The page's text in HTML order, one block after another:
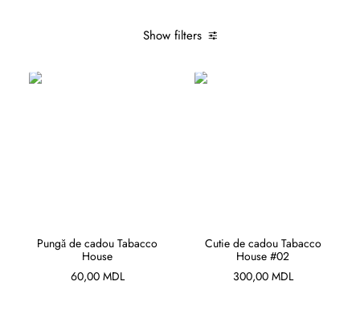
Show filters
ADAUGĂ ÎN COȘ
Pungă de cadou Tabacco
House
60,00 MDL
ADAUGĂ ÎN COȘ
Cutie de cadou Tabacco
House #02
300,00 MDL